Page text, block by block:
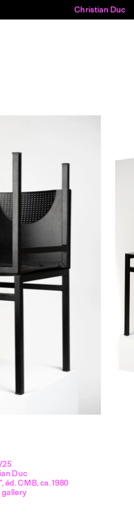
25
Duc
éd. CMB, ca. 1980
gallery
Christian Duc